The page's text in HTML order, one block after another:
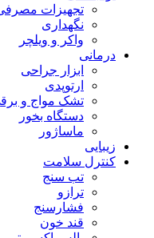
تجهیزات مصرفی
نگهداری
واکر و ویلچر
درمانی
ابزار جراحی
ارتوپدی
تشک مواج و
دستگاه بخور
ماساژور
زیبایی
کنترل سلامت
تب سنج
ترازو
فشارسنج
قند خون